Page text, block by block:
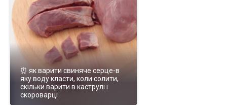
⏰ як варити свиняче серце-в
яку воду класти, коли солити,
скільки варити в каструлі і
скороварці